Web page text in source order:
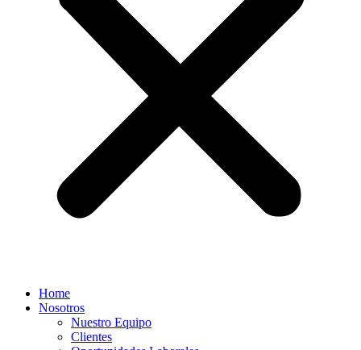
Home
Nosotros
Nuestro Equipo
Clientes